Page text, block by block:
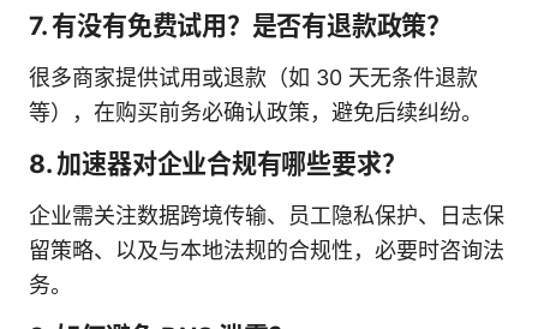
7. 有没有免费试用？是否有退款政策？
很多商家提供试用或退款（如 30 天无条件退款
等），在购买前务必确认政策，避免后续纠纷。
8. 加速器对企业合规有哪些要求？
企业需关注数据跨境传输、员工隐私保护、日志保
留策略、以及与本地法规的合规性，必要时咨询法
务。